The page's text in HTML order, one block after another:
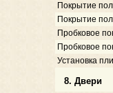
Покрытие
Покрытие
Пробковое
Пробковое
Установка
8. Двери